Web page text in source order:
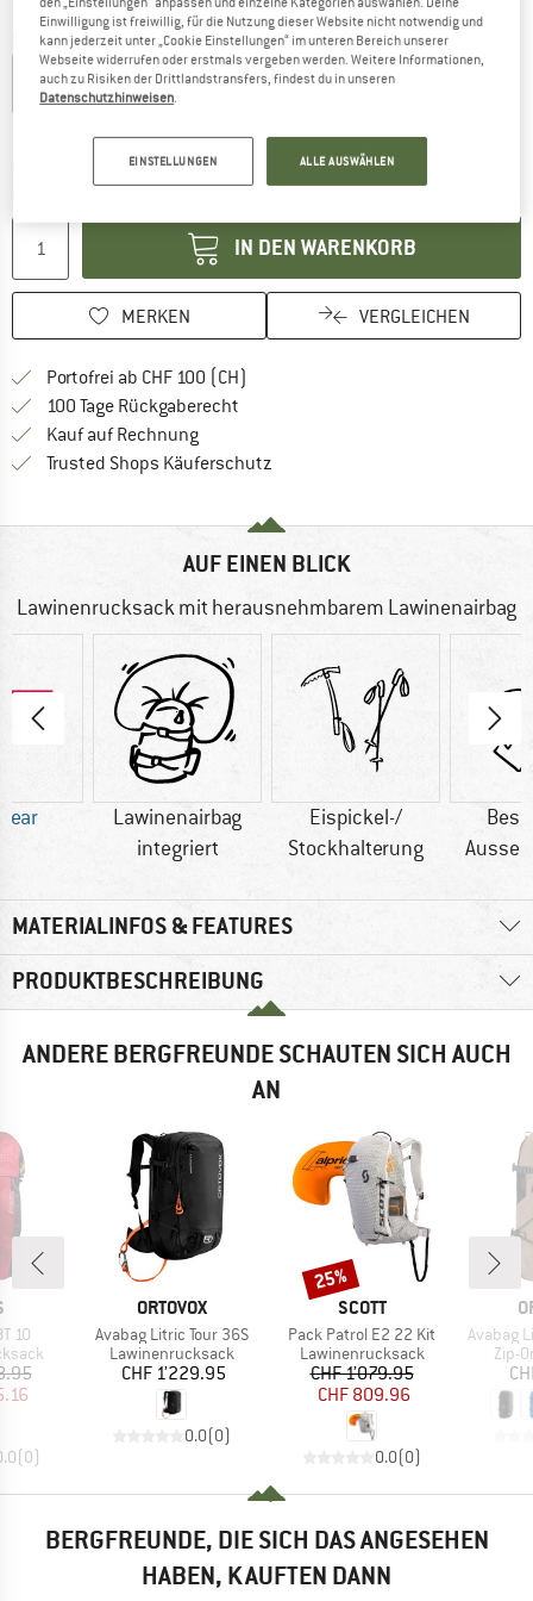
Farbe:Sapphire
Lieferzeit: 3-5 WerktageDer Link öffnet sich in einer Infobox und
IN DEN WARENKORB
MERKEN VERGLEICHEN
Portofrei ab CHF 100 (CH)
100 Tage Rückgaberecht
Kauf auf RechnungFinde die Zahlungs-Infos hier! Öffnet
Trusted Shops Käuferschutz
AUF EINEN BLICK
Lawinenrucksack mit herausnehmbarem Lawinenairbag
Lawinenairbag
integriert
Eispickel-/
Stockhalterung
MATERIALINFOS & FEATURES
PRODUKTBESCHREIBUNG
ANDERE BERGFREUNDE SCHAUTEN SICH AUCH
AN
10
Preis
(0)
MARKE
ORTOVOX
Artikel
Avabag Litric Tour 36S
Produktgruppe
Lawinenrucksack
Preis
CHF 1’229.95
0.0(0)
MARKE
SCOTT
Artikel
Pack Patrol E2 22 Kit
Produktgruppe
Lawinenrucksack
Preis
CHF 1’079.95reduzierter Preis
CHF 809.96
0.0(0)
Rabatt
25%
Artikel
Avabag
Zip-
BERGFREUNDE, DIE SICH DAS ANGESEHEN
HABEN, KAUFTEN DANN
Einwilligung ist freiwillig, für die Nutzung dieser Website nicht notwendig und
kann jederzeit unter „Cookie Einstellungen“ im unteren Bereich unserer
Webseite widerrufen oder erstmals vergeben werden. Weitere Informationen,
auch zu Risiken der Drittlandstransfers, findest du in unseren
Datenschutzhinweisen
EINSTELLUNGEN ALLE AUSWÄHLEN